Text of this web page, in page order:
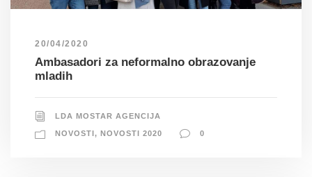
20/04/2020
Ambasadori za neformalno obrazovanje
mladih
LDA MOSTAR AGENCIJA
NOVOSTI, NOVOSTI 2020 0